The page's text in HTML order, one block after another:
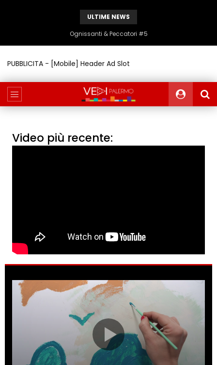
ULTIME NEWS
Ognissanti & Peccatori #5
PUBBLICITA - [Mobile] Header Ad Slot
Video più recente: